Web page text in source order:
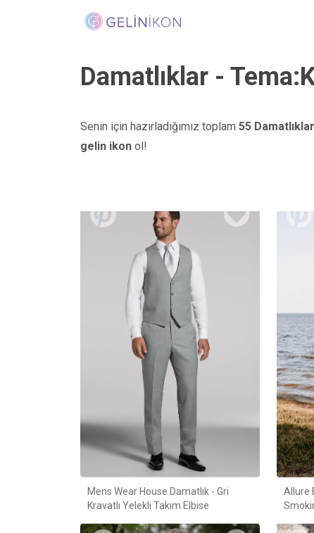
Damatlıklar -
Senin için hazırladığımız toplam 55
gelin ikon ol!
Mens Wear House Damatlık - Gri
Kravatlı Yelekli Takım Elbise
Allure